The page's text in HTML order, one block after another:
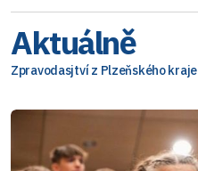
Aktuálně
Zpravodasjtví z Plzeňského kraje